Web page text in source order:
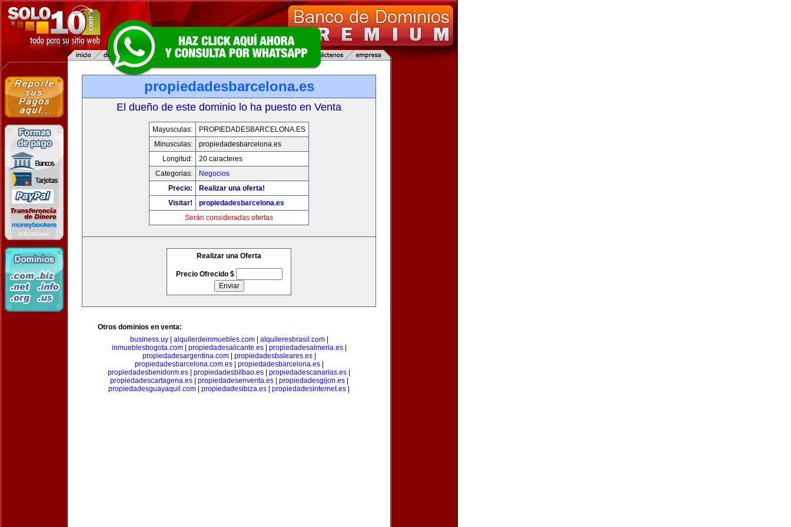
propiedadesbarcelona.es
El dueño de este dominio lo ha puesto en Venta
Mayusculas:
PROPIEDADESBARCELONA.ES
Minusculas:
propiedadesbarcelona.es
Longitud:
20 caracteres
Categorias:
Negocios
Precio:
Realizar una oferta!
Visitar!
propiedadesbarcelona.es
Serán consideradas ofertas
Realizar una Oferta
Precio Ofrecido $
Otros dominios en venta:
business.uy| alquilerdeinmuebles.com| alquileresbrasil.com|
inmueblesbogota.com| propiedadesalicante.es| propiedadesalmeria.es|
propiedadesargentina.com| propiedadesbaleares.es|
propiedadesbarcelona.com.es| propiedadesbarcelona.es|
propiedadesbenidorm.es
propiedadesbilbao.es propiedadescanarias.es
propiedadescartagena.es| propiedadesenventa.es| propiedadesgijon.es|
propiedadesguayaquil.com
propiedadesibiza.es propiedadesinternet.es